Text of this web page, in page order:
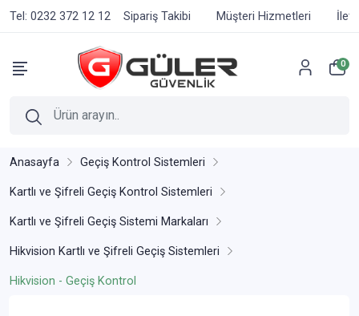
Tel: 0232 372 12 12 Sipariş Takibi Müşteri Hizmetleri
0
Anasayfa Geçiş Kontrol Sistemleri
Kartlı ve Şifreli Geçiş Kontrol Sistemleri
Kartlı ve Şifreli Geçiş Sistemi Markaları
Hikvision Kartlı ve Şifreli Geçiş Sistemleri
Hikvision - Geçiş Kontrol